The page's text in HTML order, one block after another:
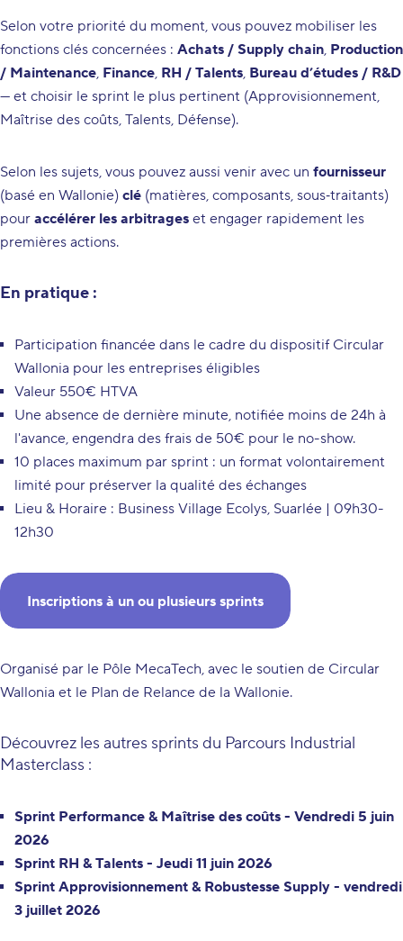
Selon votre priorité du moment, vous pouvez mobiliser les
fonctions clés concernées : Achats / Supply chain, Production
/ Maintenance, Finance, RH / Talents, Bureau d’études / R&D
— et choisir le sprint le plus pertinent (Approvisionnement,
Maîtrise des coûts, Talents, Défense).
Selon les sujets, vous pouvez aussi venir avec un fournisseur
(basé en Wallonie) clé (matières, composants, sous‑traitants)
pour accélérer les arbitrages et engager rapidement les
premières actions.
En pratique :
Participation financée dans le cadre du dispositif Circular
Wallonia pour les entreprises éligibles
Valeur 550€ HTVA
Une absence de dernière minute, notifiée moins de 24h à
l'avance, engendra des frais de 50€ pour le no-show.
10 places maximum par sprint : un format volontairement
limité pour préserver la qualité des échanges
Lieu & Horaire : Business Village Ecolys, Suarlée | 09h30-
12h30
Inscriptions à un ou plusieurs sprints
Organisé par le Pôle MecaTech, avec le soutien de Circular
Wallonia et le Plan de Relance de la Wallonie.
Découvrez les autres sprints du Parcours Industrial
Masterclass :
Sprint Performance & Maîtrise des coûts - Vendredi 5 juin
2026
Sprint RH & Talents - Jeudi 11 juin 2026
Sprint Approvisionnement & Robustesse Supply - vendredi
3 juillet 2026